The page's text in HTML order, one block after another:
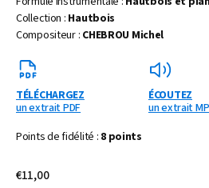
Collection : Hautbois
Compositeur : CHEBROU Michel
TÉLÉCHARGEZ
un extrait PDF
ÉCOUTEZ
un extrait
Points de fidélité : 8 points
Prix
€11,00